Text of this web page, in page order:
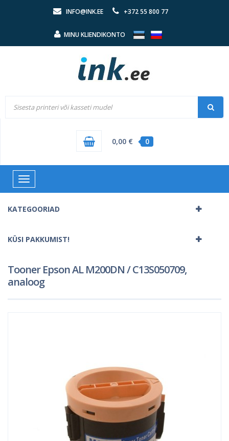
INFO@INK.EE +372 55 800 77
MINU KLIENDIKONTO
0
0,00 €
Toggle
navigation
KATEGOORIAD
KÜSI PAKKUMIST!
Tooner Epson AL M200DN / C13S050709,
analoog